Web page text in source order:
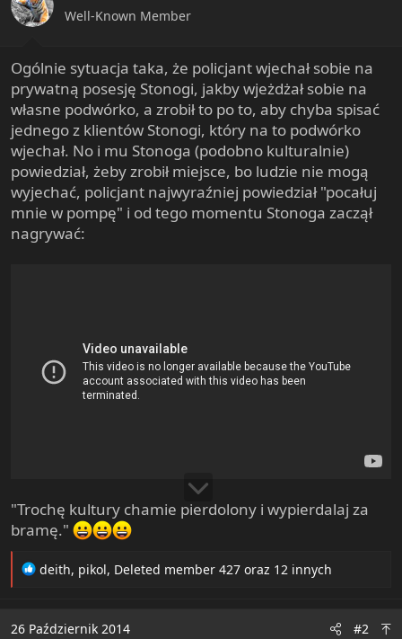
a
e
r
t
Well-Known Member
Ogólnie sytuacja taka, że policjant wjechał sobie na
prywatną posesję Stonogi, jakby wjeżdżał sobie na
własne podwórko, a zrobił to po to, aby chyba spisać
jednego z klientów Stonogi, który na to podwórko
wjechał. No i mu Stonoga (podobno kulturalnie)
powiedział, żeby zrobił miejsce, bo ludzie nie mogą
wyjechać, policjant najwyraźniej powiedział "pocałuj
mnie w pompę" i od tego momentu Stonoga zaczął
nagrywać:
"Trochę kultury chamie pierdolony i wypierdalaj za
bramę."
R
deith, pikol, Deleted member 427 oraz 12 innych
26 Październik 2014 #2